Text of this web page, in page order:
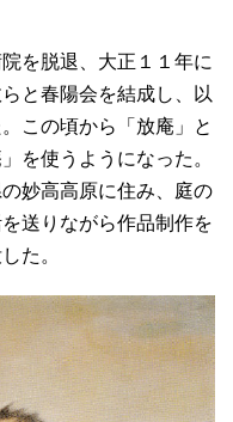
を脱退、大正１１年に
と春陽会を結成し、以
この頃から「放庵」と
を使うようになった。
妙高高原に住み、庭の
送りながら作品制作を
た。